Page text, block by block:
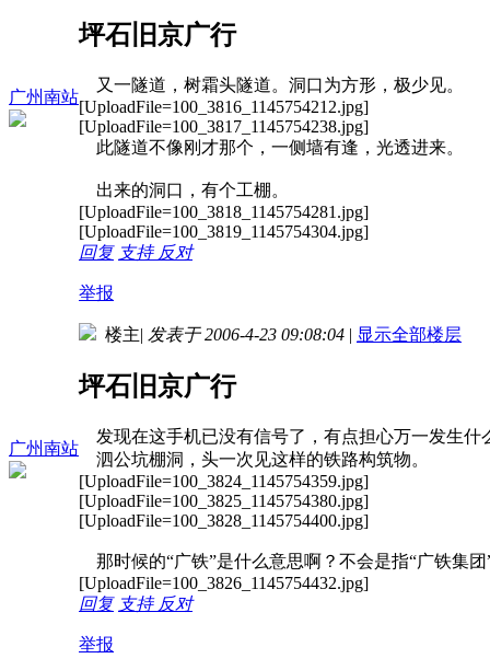
广州南站
坪石旧京广行
又一隧道，树霜头隧道。洞口为方形，极少见。
[UploadFile=100_3816_1145754212.jpg]
[UploadFile=100_3817_1145754238.jpg]
此隧道不像刚才那个，一侧墙有逢，光透进来。
出来的洞口，有个工棚。
[UploadFile=100_3818_1145754281.jpg]
[UploadFile=100_3819_1145754304.jpg]
回复 支持 反对
举报
广州南站
楼主| 发表于 2006-4-23 09:08:04 | 显示全部楼层
坪石旧京广行
发现在这手机已没有信号了，有点担心万一发生什
泗公坑棚洞，头一次见这样的铁路构筑物。
[UploadFile=100_3824_1145754359.jpg]
[UploadFile=100_3825_1145754380.jpg]
[UploadFile=100_3828_1145754400.jpg]
那时候的“广铁”是什么意思啊？不会是指“广铁集
[UploadFile=100_3826_1145754432.jpg]
回复 支持 反对
举报